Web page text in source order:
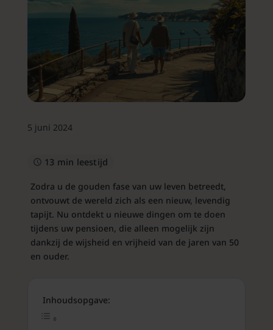
5 juni 2024
13 min leestijd
Zodra u de gouden fase van uw leven betreedt,
ontvouwt de wereld zich als een nieuw, levendig
tapijt. Nu ontdekt u nieuwe dingen om te doen
tijdens uw pensioen, die alleen mogelijk zijn
dankzij de wijsheid en vrijheid van de jaren van 50
en ouder.
Inhoudsopgave: